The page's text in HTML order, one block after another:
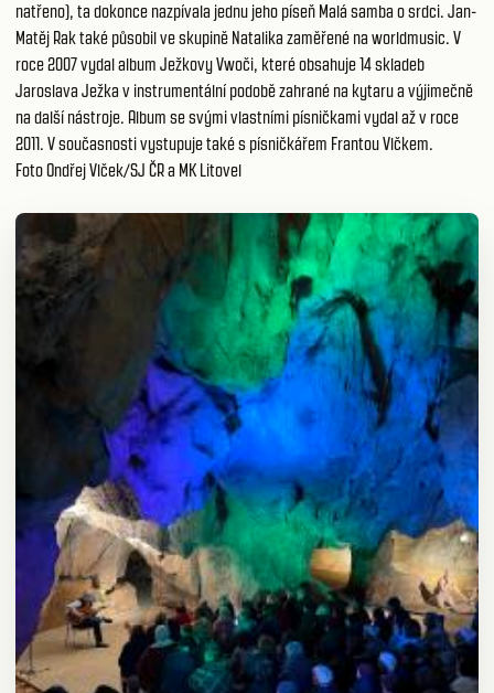
natřeno), ta dokonce nazpívala jednu jeho píseň Malá samba o srdci. Jan-
Matěj Rak také působil ve skupině Natalika zaměřené na worldmusic. V
roce 2007 vydal album Ježkovy Vwoči, které obsahuje 14 skladeb
Jaroslava Ježka v instrumentální podobě zahrané na kytaru a výjimečně
na další nástroje. Album se svými vlastními písničkami vydal až v roce
2011. V současnosti vystupuje také s písničkářem Frantou Vlčkem.
Foto Ondřej Vlček/SJ ČR a MK Litovel